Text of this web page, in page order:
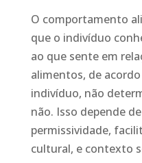
O comportamento
que o indivíduo
ao que sente em
alimentos, de
indivíduo, não
não. Isso depende
permissividade,
cultural, e contexto